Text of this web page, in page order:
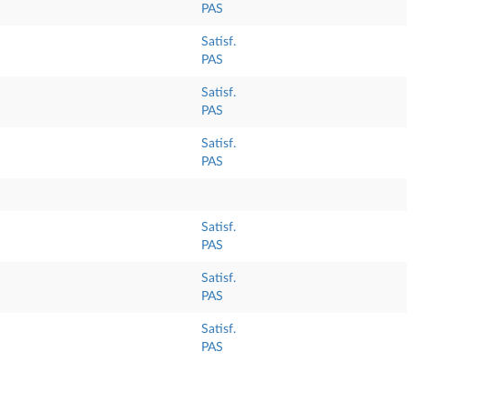
PAS
Satisf.
PAS
Satisf.
PAS
Satisf.
PAS
Satisf.
PAS
Satisf.
PAS
Satisf.
PAS